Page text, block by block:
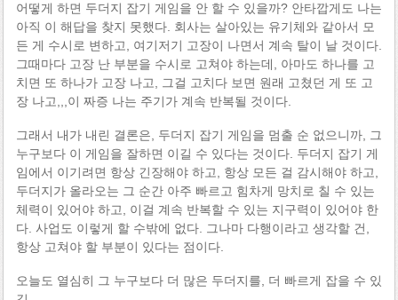
어떻게 하면 두더지 잡기 게임을 안 할 수 있을까? 안타깝게도 나는
아직 이 해답을 찾지 못했다. 회사는 살아있는 유기체와 같아서 모
든 게 수시로 변하고, 여기저기 고장이 나면서 계속 탈이 날 것이다.
그때마다 고장 난 부분을 수시로 고쳐야 하는데, 아마도 하나를 고
치면 또 하나가 고장 나고, 그걸 고치다 보면 원래 고쳤던 게 또 고
장 나고,,,이 짜증 나는 주기가 계속 반복될 것이다.
그래서 내가 내린 결론은, 두더지 잡기 게임을 멈출 순 없으니까, 그
누구보다 이 게임을 잘하면 이길 수 있다는 것이다. 두더지 잡기 게
임에서 이기려면 항상 긴장해야 하고, 항상 모든 걸 감시해야 하고,
두더지가 올라오는 그 순간 아주 빠르고 힘차게 망치로 칠 수 있는
체력이 있어야 하고, 이걸 계속 반복할 수 있는 지구력이 있어야 한
다. 사업도 이렇게 할 수밖에 없다. 그나마 다행이라고 생각할 건,
항상 고쳐야 할 부분이 있다는 점이다.
오늘도 열심히 그 누구보다 더 많은 두더지를, 더 빠르게 잡을 수 있